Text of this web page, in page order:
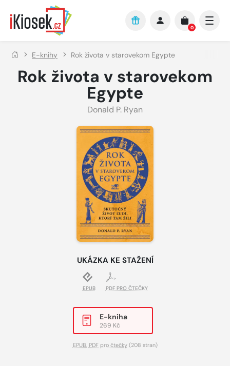
Přejít na hlavní obsah
0
E-knihy Rok života v starovekom Egypte
Rok života v starovekom
Egypte
Donald P. Ryan
UKÁZKA KE STAŽENÍ
EPUB PDF PRO ČTEČKY
E-kniha
269 Kč
EPUB PDF pro čtečky(208 stran)